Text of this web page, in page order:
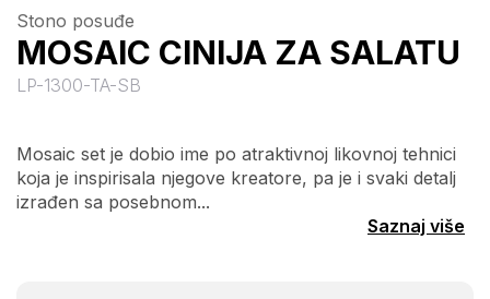
Stono posuđe
MOSAIC CINIJA ZA SALATU
LP-1300-TA-SB
Mosaic set je dobio ime po atraktivnoj likovnoj tehnici
koja je inspirisala njegove kreatore, pa je i svaki detalj
izrađen sa posebnom...
Saznaj više